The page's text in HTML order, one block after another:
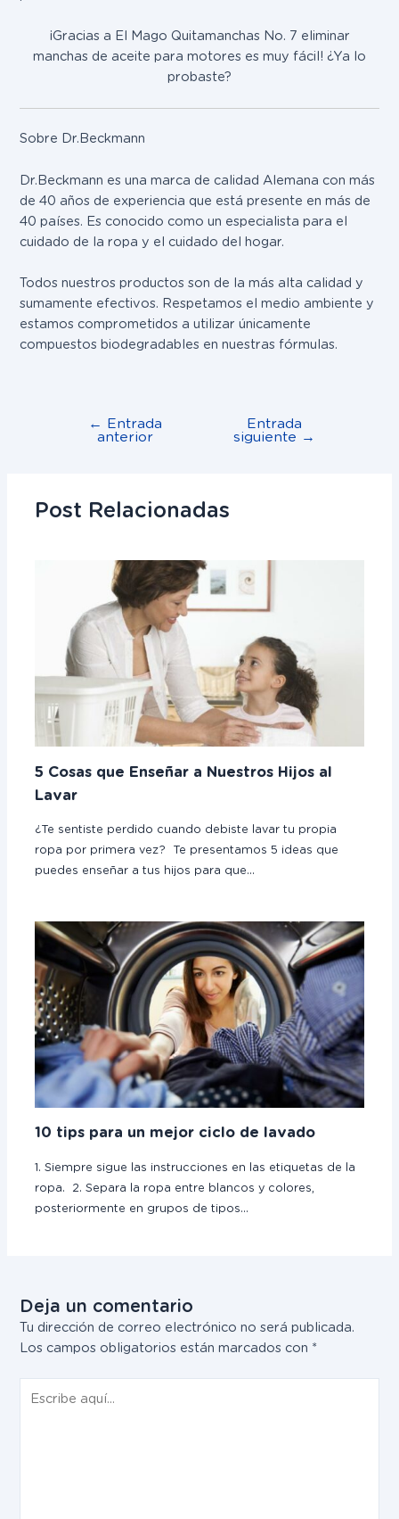
¡Gracias a El Mago Quitamanchas No. 7 eliminar
manchas de aceite para motores es muy fácil! ¿Ya lo
probaste?
Sobre Dr.Beckmann
Dr.Beckmann es una marca de calidad Alemana con más
de 40 años de experiencia que está presente en más de
40 países. Es conocido como un especialista para el
cuidado de la ropa y el cuidado del hogar.
Todos nuestros productos son de la más alta calidad y
sumamente efectivos. Respetamos el medio ambiente y
estamos comprometidos a utilizar únicamente
compuestos biodegradables en nuestras fórmulas.
← Entrada
anterior
Entrada
siguiente →
Post Relacionadas
5 Cosas que Enseñar a Nuestros Hijos al
Lavar
¿Te sentiste perdido cuando debiste lavar tu propia
ropa por primera vez? Te presentamos 5 ideas que
puedes enseñar a tus hijos para que…
10 tips para un mejor ciclo de lavado
1. Siempre sigue las instrucciones en las etiquetas de la
ropa. 2. Separa la ropa entre blancos y colores,
posteriormente en grupos de tipos…
Deja un comentario
Tu dirección de correo electrónico no será publicada.
Los campos obligatorios están marcados con *
aquí...